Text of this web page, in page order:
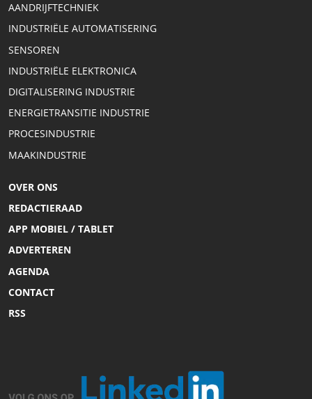
AANDRIJFTECHNIEK
INDUSTRIËLE AUTOMATISERING
SENSOREN
INDUSTRIËLE ELEKTRONICA
DIGITALISERING INDUSTRIE
ENERGIETRANSITIE INDUSTRIE
PROCESINDUSTRIE
MAAKINDUSTRIE
OVER ONS
REDACTIERAAD
APP MOBIEL / TABLET
ADVERTEREN
AGENDA
CONTACT
RSS